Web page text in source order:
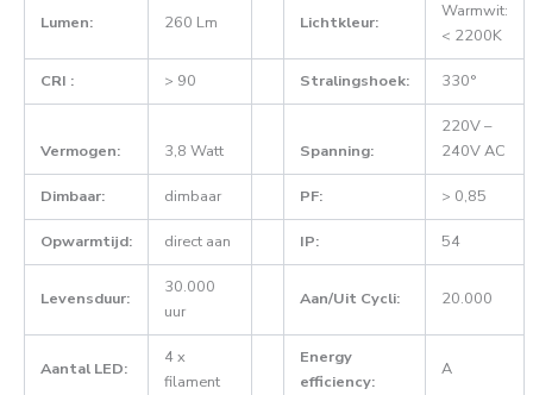
Lumen: 260 Lm Lichtkleur:
Warmwit:
< 2200K
CRI : > 90 Stralingshoek: 330°
Vermogen: 3,8 Watt Spanning:
220V –
240V AC
Dimbaar: dimbaar PF: > 0,85
Opwarmtijd: direct aan IP: 54
Levensduur:
30.000
uur
Aan/Uit Cycli: 20.000
Aantal LED:
4 x
filament
Energy
efficiency:
A